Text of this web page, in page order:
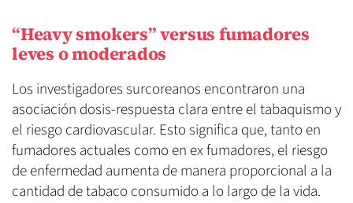
“Heavy smokers” versus fumadores
leves o moderados
Los investigadores surcoreanos encontraron una
asociación dosis-respuesta clara entre el tabaquismo y
el riesgo cardiovascular. Esto significa que, tanto en
fumadores actuales como en ex fumadores, el riesgo
de enfermedad aumenta de manera proporcional a la
cantidad de tabaco consumido a lo largo de la vida.